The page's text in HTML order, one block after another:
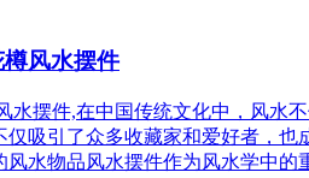
风水摆件
水摆件,在中国传统文化中，风水
仅吸引了众多收藏家和爱好者，
风水物品风水摆件作为风水学中